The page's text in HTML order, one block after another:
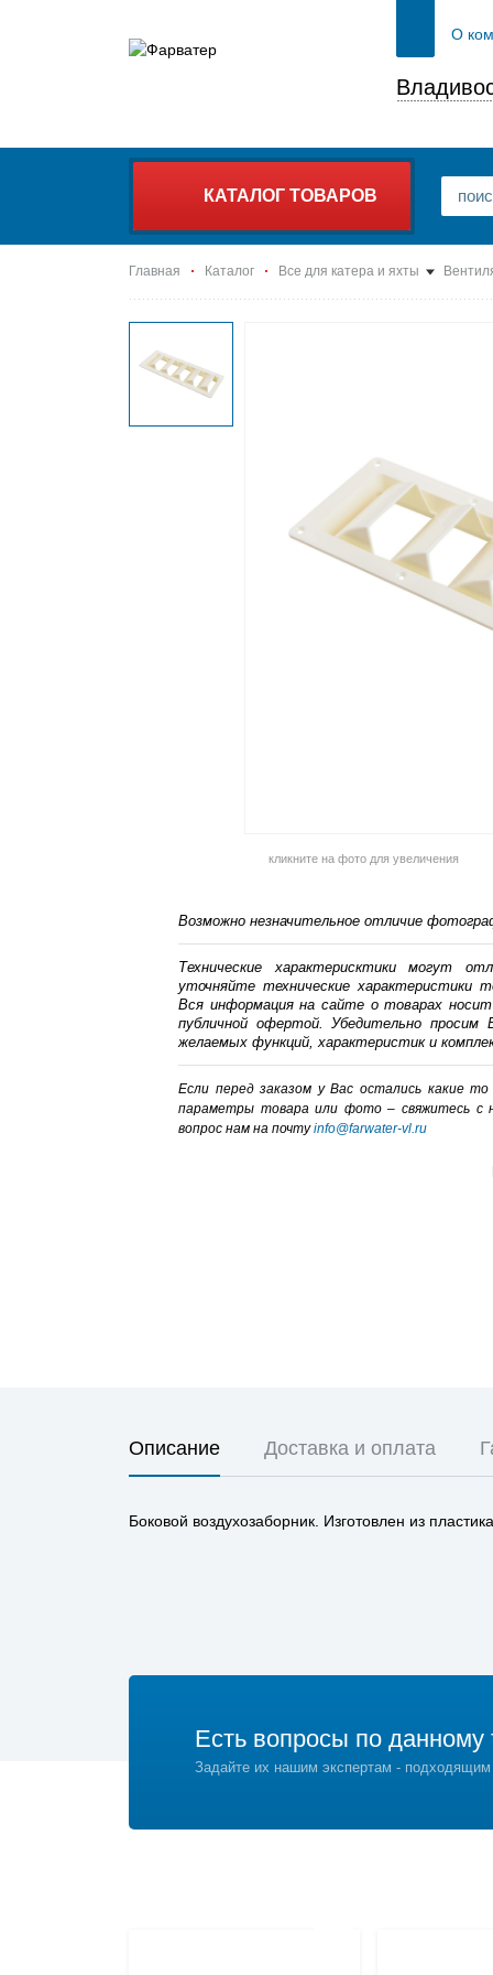
О
КАТАЛОГ ТОВАРОВ
Главная Каталог Все для катера и яхты
кликните на фото для увеличения
Возможно незначительное отличие
Технические характерисктики могут
уточняйте технические характеристики
Вся информация на сайте о товарах
публичной офертой. Убедительно просим
желаемых функций, характеристик и
Если перед заказом у Вас остались какие
параметры товара или фото – cвяжитесь с
вопрос нам на почтуinfo@farwater-vl.ru
Описание Доставка и оплата
Боковой воздухозаборник. Изготовлен из
Есть вопросы по данному
Задайте их нашим экспертам -